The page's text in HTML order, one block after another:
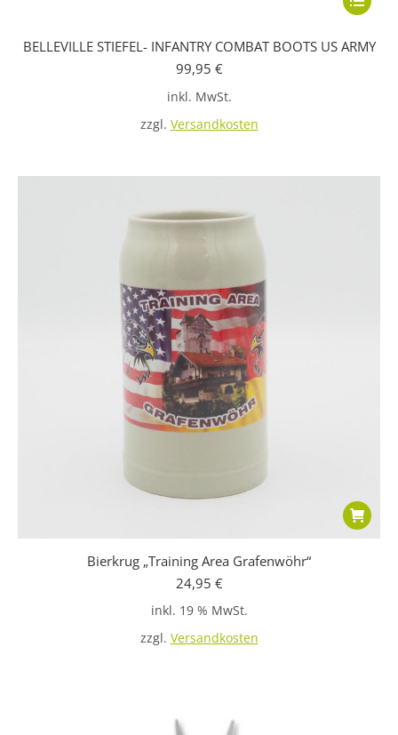
weist
Optionen
BELLEVILLE STIEFEL- INFANTRY COMBAT BOOTS US ARMY
99,95 €
inkl. MwSt.
zzgl. Versandkosten
Bierkrug „Training Area Grafenwöhr“
24,95 €
inkl. 19 % MwSt.
zzgl. Versandkosten